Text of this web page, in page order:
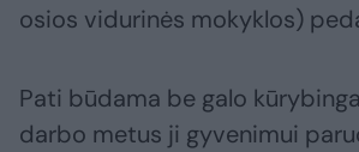
osios vidurinės mokyklos)
Pati būdama be galo
darbo metus ji gyvenimui